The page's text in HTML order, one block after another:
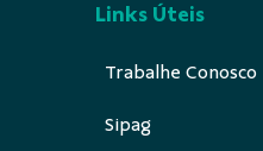
Links Úteis
Trabalhe Conosco
Sipag